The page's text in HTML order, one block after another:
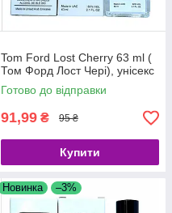
Tom Ford Lost Cherry 63 ml (
Том Форд Лост Чері), унісекс
Готово до відправки
91,99 ₴ 95 ₴
Купити
Новинка –3%